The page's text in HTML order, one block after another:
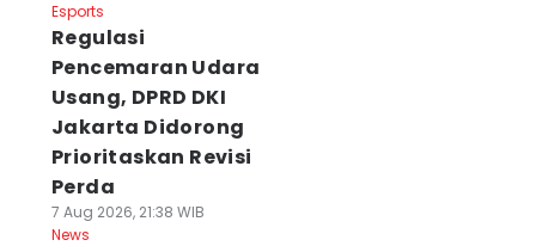
Esports
Regulasi
Pencemaran Udara
Usang, DPRD DKI
Jakarta Didorong
Prioritaskan Revisi
Perda
7 Aug 2026, 21:38 WIB
News